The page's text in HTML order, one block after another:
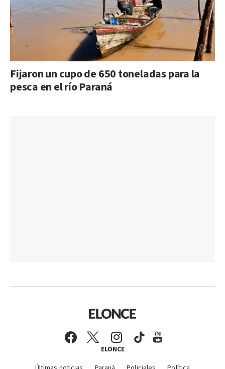
Fijaron un cupo de 650 toneladas para la
pesca en el río Paraná
ELONCE